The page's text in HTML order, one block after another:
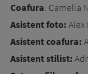
Coafura: Camelia
Asistent foto: Alex
Asistent coafura:
Asistent stilist: